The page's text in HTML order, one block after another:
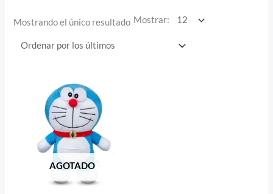
Mostrando el único resultado Mostrar:
AGOTADO